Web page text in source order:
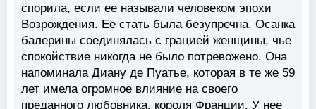
спорила, если ее называли человеком эпохи
Возрождения. Ее стать была безупречна. Осанка
балерины соединялась с грацией женщины, чье
спокойствие никогда не было потревожено. Она
напоминала Диану де Пуатье, которая в те же 59
лет имела огромное влияние на своего
преданного любовника, короля Франции. У нее